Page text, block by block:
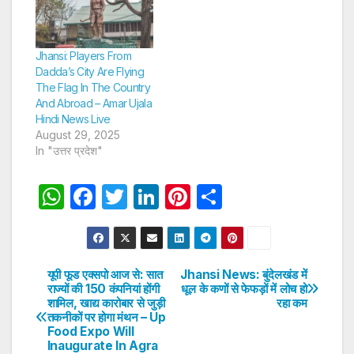
Jhansi: Players From
Dadda’s City Are Flying
The Flag In The Country
And Abroad – Amar Ujala
Hindi News Live
August 29, 2025
In "उत्तर प्रदेश"
W
s
A
p
F
a
c
e
b
o
T
w
itt
er
Li
n
k
e
dI
n
Pi
nt
er
e
st
h
ar
e
Post
navigation
Jhansi News: बुंदेलखंड में
धूल के कणों से फेफड़ों में लोच हो
रहा कम
यूपी फूड एक्सपो आज से: सात
राज्यों की 150 कंपनियां होंगी
शामिल, खाद्य कारोबार से जुड़ी
तकनीकों पर होगा मंथन – Up
Food Expo Will
Inaugurate In Agra